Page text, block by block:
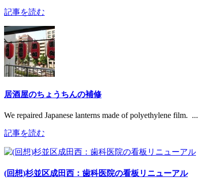
記事を読む
居酒屋のちょうちんの補修
We repaired Japanese lanterns made of polyethylene film. ...
記事を読む
(回想)杉並区成田西：歯科医院の看板リニューアル